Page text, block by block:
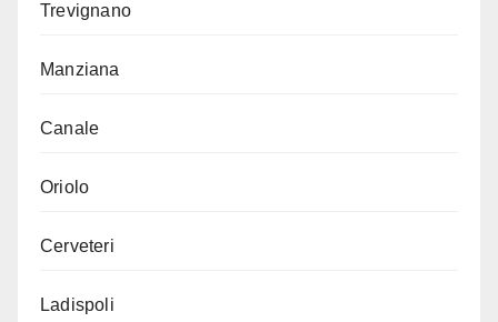
Trevignano
Manziana
Canale
Oriolo
Cerveteri
Ladispoli